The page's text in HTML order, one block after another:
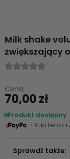
Milk shake
zwiększający
Cena:
70,00 zł
Produkt dostępny
・Kup teraz
Sprawdź także: